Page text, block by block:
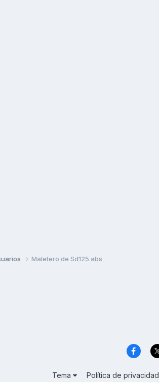
Maletero de Sd125 abs
Tema Política de privacidad